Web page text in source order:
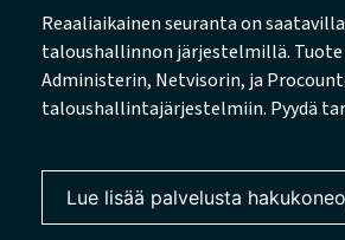
Reaaliaikainen seuranta on
taloushallinnon järjestelmillä.
Administerin, Netvisorin, ja
taloushallintajärjestelmiin. Pyydä
Lue lisää palvelusta